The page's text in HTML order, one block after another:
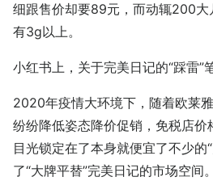
细跟售价却要89元，而动辄200大
有3g以上。
小红书上，关于完美日记的“踩雷”
2020年疫情大环境下，随着欧莱
纷纷降低姿态降价促销，免税店
目光锁定在了本身就便宜了不少的
了“大牌平替”完美日记的市场空间。